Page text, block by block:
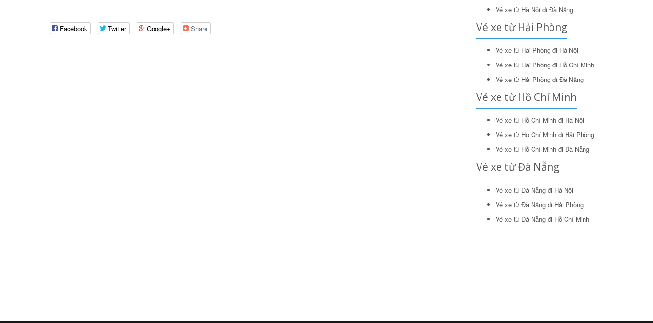
Facebook Twitter Google+ Share
Vé xe từ Hà Nội đi Đà Nẵng
Vé xe từ Hải Phòng
Vé xe từ Hải Phòng đi Hà Nội
Vé xe từ Hải Phòng đi Hồ Chí Minh
Vé xe từ Hải Phòng đi Đà Nẵng
Vé xe từ Hồ Chí Minh
Vé xe từ Hồ Chí Minh đi Hà Nội
Vé xe từ Hồ Chí Minh đi Hải Phòng
Vé xe từ Hồ Chí Minh đi Đà Nẵng
Vé xe từ Đà Nẵng
Vé xe từ Đà Nẵng đi Hà Nội
Vé xe từ Đà Nẵng đi Hải Phòng
Vé xe từ Đà Nẵng đi Hồ Chí Minh